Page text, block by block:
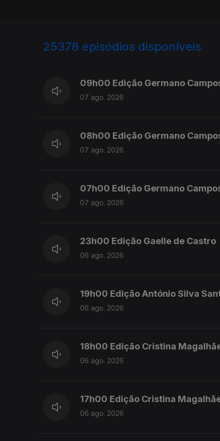
25378 episódios disponíveis
09h00 Edição Germano
07 ago. 2026
08h00 Edição Germano
07 ago. 2026
07h00 Edição Germano
07 ago. 2026
23h00 Edição Gaelle de Castro
06 ago. 2026
19h00 Edição António Silva
06 ago. 2026
18h00 Edição Cristina
06 ago. 2026
17h00 Edição Cristina
06 ago. 2026